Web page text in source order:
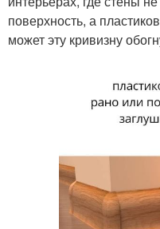
поверхность, а
может эту кривизну